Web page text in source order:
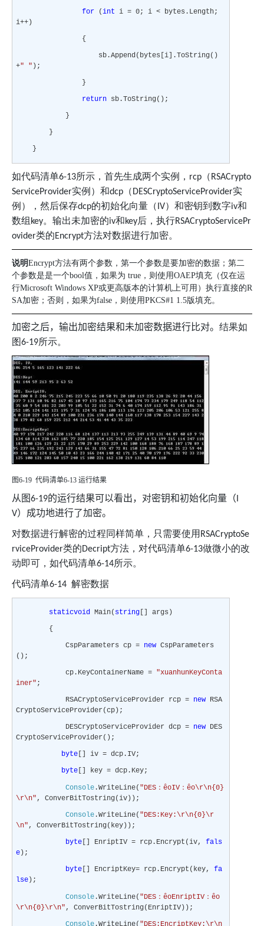
for(int i = 0; i < bytes.Length;
i++)
{
sb.Append(bytes[i].ToString()
+" " );
}
returnsb.ToString();
}
}
}
如代码清单6-13所示，首先生成两个实例， rcp （RSACrypto
ServiceProvider实例）和dcp （DESCryptoServiceProvider实
例），然后保存dcp的初始化向量（IV）和密钥到数字iv和
数组 key。输出未加密的iv和key后，执行RSACryptoServicePr
ovider类的Encrypt方法对数据进行加密。
说明Encrypt方法有两个参数，第一个参数是要加密的数据；第二
个参数是是一个bool值，如果为 true ，则使用OAEP填充（仅在运
行Microsoft Windows XP或更高版本的计算机上可用）执行直接的R
SA加密；否则，如果为false ，则使用PKCS#1 1.5版填充。
加密之后，输出加密结果和未加密数据进行比对。 结果如
图6-19所示。
图6-19 代码清单6-13 运行结果
从图6-19的运行结果可以看出，对密钥和初始化向量（
V）成功地进行了加密。
对数据进行解密的过程同样简单，只需要使用 RSACryptoSe
rviceProvider类的Decript方法，对代码清单6-13做微小的改
动即可，如代码清单6-14所示。
代码清单6-14 解密数据
staticvoidMain( string[] args)
{
CspParameters cp = newCspParameters
();
cp.KeyContainerName = "xuanhunKeyConta
iner" ;
RSACryptoServiceProvider rcp = newRSA
CryptoServiceProvider(cp);
DESCryptoServiceProvider dcp = newDES
CryptoServiceProvider();
byte[] iv = dcp.IV;
byte[] key = dcp.Key;
Console.WriteLine( "DES： êoIV： êo\r\n{0}
\r\n" , ConverBitTostring(iv));
Console.WriteLine( "DES:Key:\r\n{0}\r
\n" , ConverBitTostring(key));
byte[] EnriptIV = rcp.Encrypt(iv, fals
e);
byte[] EncriptKey= rcp.Encrypt(key, fa
lse);
Console.WriteLine( "DES： êoEnriptIV： êo
\r\n{0}\r\n" , ConverBitTostring(EnriptIV));